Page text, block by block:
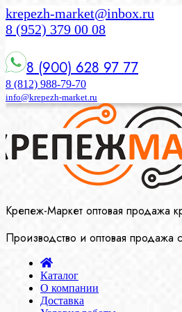
krepezh-market@inbox.ru
8 (952) 379 00 08
8 (900) 628 97 77
8 (812) 988-79-70
info@krepezh-market.ru
Крепеж-Маркет оптовая продажа
Производство и оптовая продажа
Каталог
О компании
Доставка